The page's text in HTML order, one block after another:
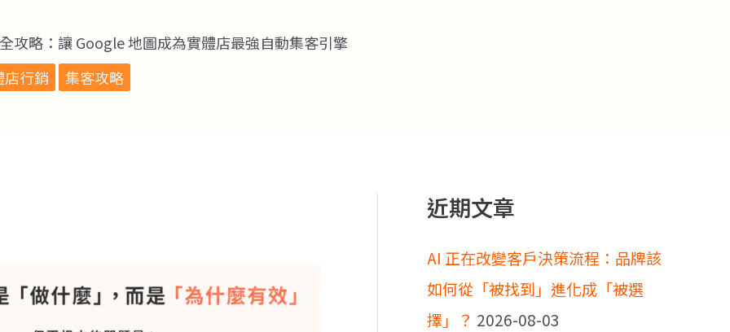
攻略：讓 Google 地圖成為實體店最強自動集客引擎
店行銷
集客攻略
近期文章
AI 正在改變客戶決策流程：品牌該
如何從「被找到」進化成「被選
擇」？ 2026-08-03